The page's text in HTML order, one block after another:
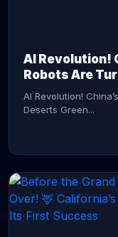
AI Revolution!
Robots Are
AI Revolution!
Deserts Green...